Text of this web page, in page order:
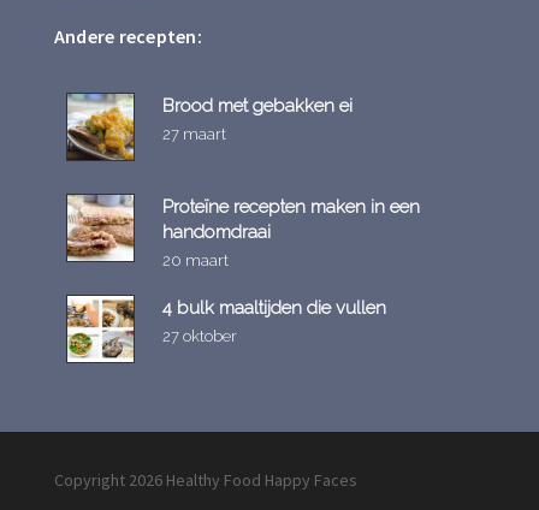
Andere recepten:
Brood met gebakken ei
27 maart
Proteïne recepten maken in een
handomdraai
20 maart
4 bulk maaltijden die vullen
27 oktober
Copyright 2026 Healthy Food Happy Faces